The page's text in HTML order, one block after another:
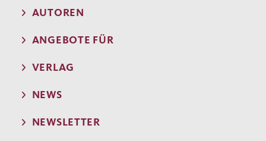
AUTOREN
ANGEBOTE FÜR
VERLAG
NEWS
NEWSLETTER